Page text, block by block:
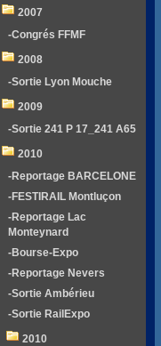
2007
-Congrés FFMF
2008
-Sortie Lyon Mouche
2009
-Sortie 241 P 17_241 A65
2010
-Reportage BARCELONE
-FESTIRAIL Montluçon
-Reportage Lac
Monteynard
-Bourse-Expo
-Reportage Nevers
-Sortie Ambérieu
-Sortie RailExpo
2010